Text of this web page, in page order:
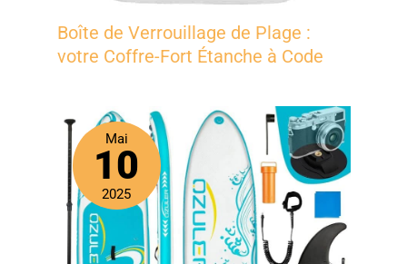
Boîte de Verrouillage de Plage :
votre Coffre-Fort Étanche à Code
Mai
10
2025